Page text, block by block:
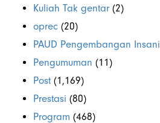
Kuliah Tak gentar (2)
oprec (20)
PAUD Pengembangan Insani
Pengumuman (11)
Post (1,169)
Prestasi (80)
Program (468)